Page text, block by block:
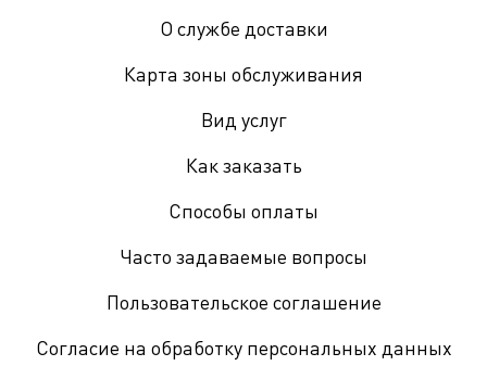
О службе доставки
Карта зоны обслуживания
Вид услуг
Как заказать
Способы оплаты
Часто задаваемые вопросы
Пользовательское соглашение
Согласие на обработку персональных данных